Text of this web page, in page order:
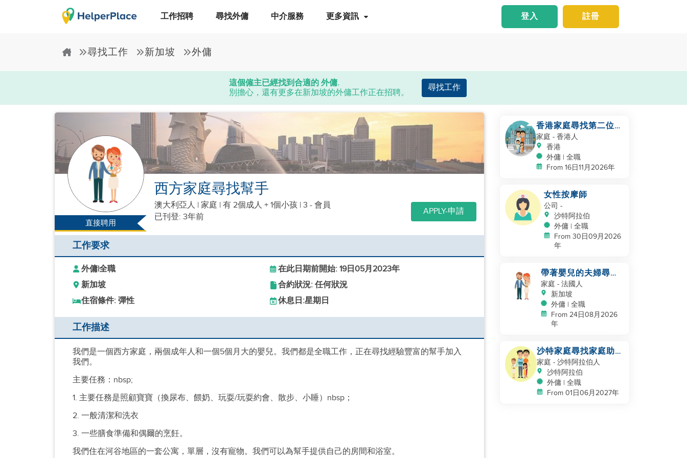
工作招聘 尋找外傭 中介服務 更多資訊 註冊
登入
尋找工作 新加坡 外傭
這個僱主已經找到合適的 外傭.
別擔心，還有更多在新加坡的外傭工作正在招聘。
尋找工作
直接聘用
西方家庭尋找幫手
澳大利亞人 | 家庭 | 有 2個成人 + 1個小孩 | 3 - 會員
已刊登: 3年前
APPLY-申請
工作要求
外傭|全職
在此日期前開始: 19日05月2023年
新加坡
合約狀況: 任何狀況
住宿條件: 彈性
休息日:星期日
工作描述
我們是一個西方家庭，兩個成年人和一個5個月大的嬰兒。我們都是全職工作，正在尋找經驗豐富的幫手加入
我們。
主要任務：nbsp;
1. 主要任務是照顧寶寶（換尿布、餵奶、玩耍/玩耍約會、散步、小睡）nbsp；
2. 一般清潔和洗衣
3. 一些膳食準備和偶爾的烹飪。
我們住在河谷地區的一套公寓，單層，沒有寵物。我們可以為幫手提供自己的房間和浴室。
香港家庭尋找第二位幫
手照顧幼兒
家庭 - 香港人
香港
外傭 | 全職
From 16日11月2026年
女性按摩師
公司 -
沙特阿拉伯
外傭 | 全職
From 30日09月2026
年
帶著嬰兒的夫婦尋找
幫手
家庭 - 法國人
新加坡
外傭 | 全職
From 24日08月2026
年
沙特家庭尋找家庭助
理，保姆
家庭 - 沙特阿拉伯人
沙特阿拉伯
外傭 | 全職
From 01日06月2027年